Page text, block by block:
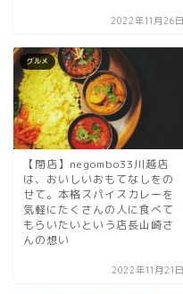
2022年11月26日
グルメ
【閉店】negombo33川越店
は、おいしいおもてなしをの
せて。本格スパイスカレーを
気軽にたくさんの人に食べて
もらいたいという店長山崎さ
んの想い
2022年11月21日